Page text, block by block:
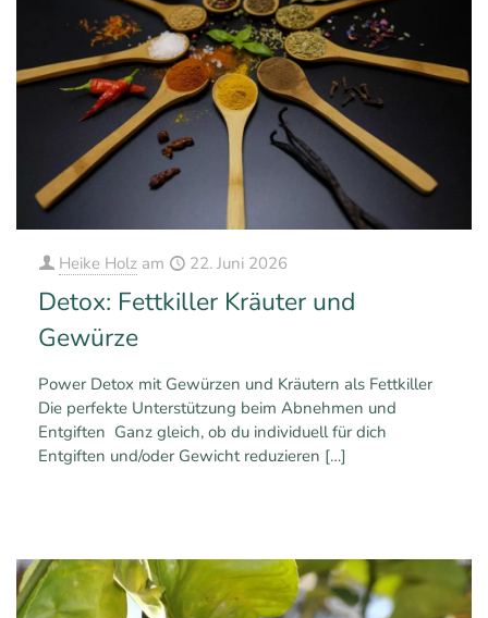
Heike Holz am 22. Juni 2026
Detox: Fettkiller Kräuter und
Gewürze
Power Detox mit Gewürzen und Kräutern als Fettkiller
Die perfekte Unterstützung beim Abnehmen und
Entgiften Ganz gleich, ob du individuell für dich
Entgiften und/oder Gewicht reduzieren […]